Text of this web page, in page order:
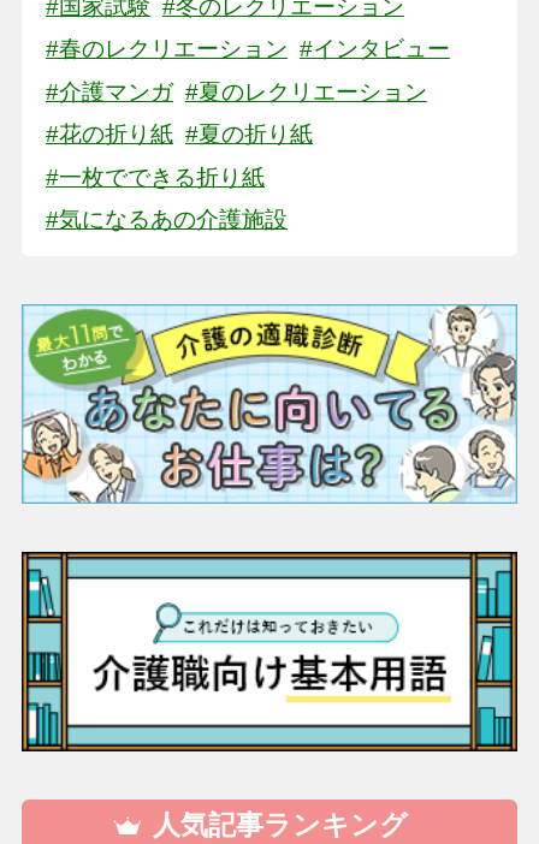
#国家試験 #冬のレクリエーション
#春のレクリエーション #インタビュー
#介護マンガ #夏のレクリエーション
#花の折り紙 #夏の折り紙
#一枚でできる折り紙
#気になるあの介護施設
人気記事ランキング